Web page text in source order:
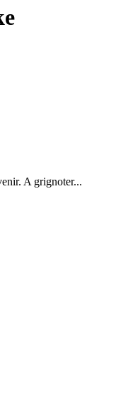
A grignoter...